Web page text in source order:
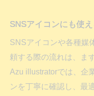
SNSアイコンにも使
SNSアイコンや各種媒
頼する際の流れは、ま
Azu illustratorでは、企
ンを丁寧に確認し、最